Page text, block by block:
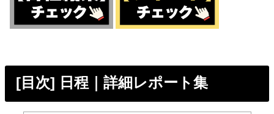
[目次] 日程｜詳細レポート集